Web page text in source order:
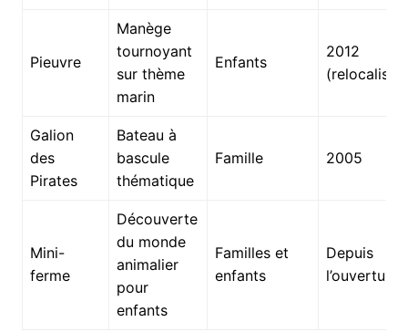
Pieuvre
Manège
tournoyant
sur thème
marin
Enfants
2012
(relocalisé)
Galion
des
Pirates
Bateau à
bascule
thématique
Famille 2005
Mini-
ferme
Découverte
du monde
animalier
pour
enfants
Familles et
enfants
Depuis
l’ouverture